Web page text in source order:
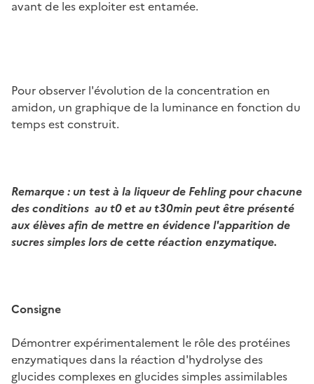
avant de les exploiter est entamée.
Pour observer l'évolution de la concentration en
amidon, un graphique de la luminance en fonction du
temps est construit.
Remarque : un test à la liqueur de Fehling pour chacune
des conditions au t0 et au t30min peut être présenté
aux élèves afin de mettre en évidence l'apparition de
sucres simples lors de cette réaction enzymatique.
Consigne
Démontrer expérimentalement le rôle des protéines
enzymatiques dans la réaction d'hydrolyse des
glucides complexes en glucides simples assimilables